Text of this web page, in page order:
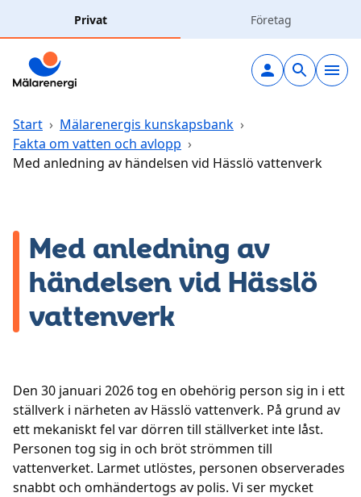
Privat Företag
Elavtal
Elnät
Laddning
Fjärrvärme
Vatten & avlopp
Kundcenter
Avbrott
Start › Mälarenergis kunskapsbank ›
Fakta om vatten och avlopp ›
Med anledning av händelsen vid Hässlö vattenverk
Med anledning av
händelsen vid Hässlö
vattenverk
Den 30 januari 2026 tog en obehörig person sig in i ett
ställverk i närheten av Hässlö vattenverk. På grund av
ett mekaniskt fel var dörren till ställverket inte låst.
Personen tog sig in och bröt strömmen till
vattenverket. Larmet utlöstes, personen observerades
snabbt och omhändertogs av polis. Vi ser mycket